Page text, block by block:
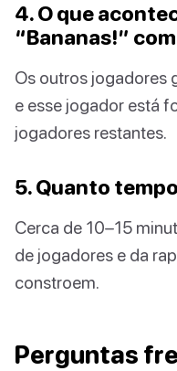
4. O que
“Bananas!”
Os outros jogadores
e esse jogador está
jogadores restantes.
5. Quanto
Cerca de 10–15
de jogadores e da
constroem.
Perguntas